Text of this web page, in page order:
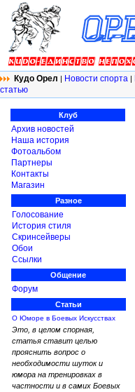
Кудо Орел | Новости спорта |
статью
Клуб
Архив новостей
Наша история
Фотоальбом
Партнеры
Контакты
Магазин
Разное
Голосование
История стиля
Скринсейверы
Обои
Ссылки
Общение
Форум
Статьи
О Юморе в Боевых Искусствах
Это, в целом спорная,
статья ставит целью
прояснить вопрос о
необходимости шуток и
юмора на тренировках в
частности и в самих Боевых